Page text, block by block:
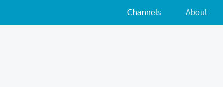
Channels About